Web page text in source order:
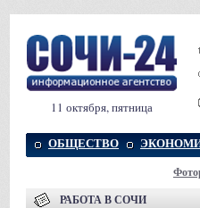
11 октября, пятница
ОБЩЕСТВО
РАБОТА В СОЧИ